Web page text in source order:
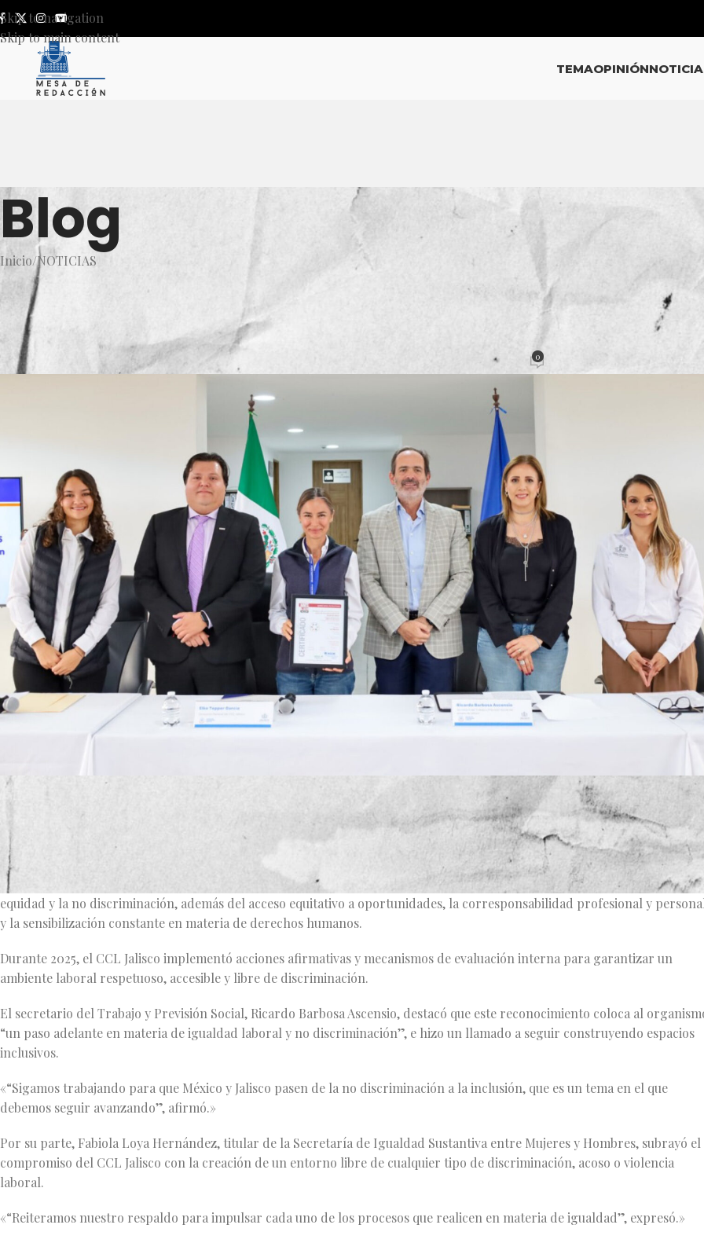
Skip to navigation
Skip to main content
TEMAOPINIÓN
Blog
Inicio NOTICIAS
CCL Jalisco obtiene certificación en Igualdad Laboral y No
Activado 5 noviembre, 2025 0
El Centro de Conciliación Laboral del Estado de Jalisco (CCL Jalisco) fue certificado en la Norma Mexicana NMX-R-025-
SCFI-2015 en Igualdad Laboral y No Discriminación, en su nivel plata, al cumplir de manera satisfactoria con los estándares
que garantizan la igualdad de oportunidades y el respeto a los derechos humanos en su entorno laboral.
Esta distinción, otorgada por la casa certificadora ACCM, reconoce a los centros de trabajo que promueven la inclusión, la
equidad y la no discriminación, además del acceso equitativo a oportunidades, la corresponsabilidad profesional y
y la sensibilización constante en materia de derechos humanos.
Durante 2025, el CCL Jalisco implementó acciones afirmativas y mecanismos de evaluación interna para garantizar un
ambiente laboral respetuoso, accesible y libre de discriminación.
El secretario del Trabajo y Previsión Social, Ricardo Barbosa Ascensio, destacó que este reconocimiento coloca al
“un paso adelante en materia de igualdad laboral y no discriminación”, e hizo un llamado a seguir construyendo espacios
inclusivos.
«“Sigamos trabajando para que México y Jalisco pasen de la no discriminación a la inclusión, que es un tema en el que
debemos seguir avanzando”, afirmó.»
Por su parte, Fabiola Loya Hernández, titular de la Secretaría de Igualdad Sustantiva entre Mujeres y Hombres, subrayó el
compromiso del CCL Jalisco con la creación de un entorno libre de cualquier tipo de discriminación, acoso o violencia
laboral.
«“Reiteramos nuestro respaldo para impulsar cada uno de los procesos que realicen en materia de igualdad”, expresó.»